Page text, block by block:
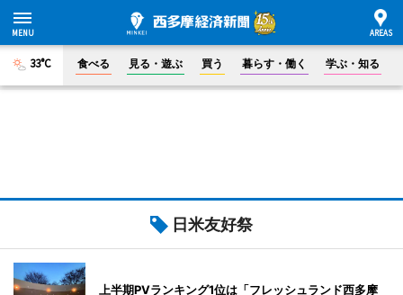
33°C 食べる 見る・遊ぶ 買う 暮らす・働く 学ぶ・知る
日米友好祭
上半期PVランキング1位は「フレッシュランド西多摩